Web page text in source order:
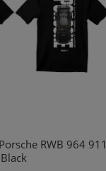
RWB 964 911
Black